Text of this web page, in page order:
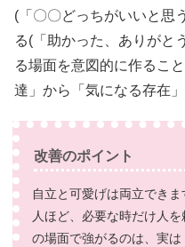
(「〇〇どっちがいいと思
る(「助かった、ありがと
る場面を意図的に作るこ
達」から「気になる存在
改善のポイント
自立と可愛げは両立でき
人ほど、必要な時だけ人
の場面で強がるのは、実